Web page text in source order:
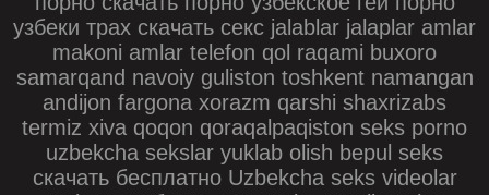
узбеки трах скачать секс jalablar jalaplar amlar
makoni amlar telefon qol raqami buxoro
samarqand navoiy guliston toshkent namangan
andijon fargona xorazm qarshi shaxrizabs
termiz xiva qoqon qoraqalpaqiston seks porno
uzbekcha sekslar yuklab olish bepul seks
скачать бесплатно Uzbekcha seks videolar